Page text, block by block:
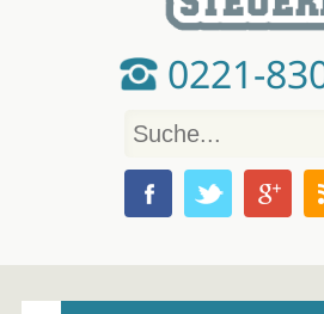
0221-